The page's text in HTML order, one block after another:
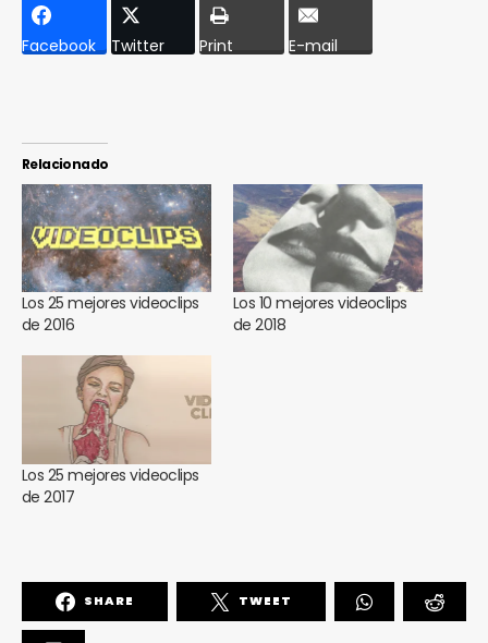
Facebook Twitter Print E-mail
Relacionado
Los 25 mejores videoclips
de 2016
Los 10 mejores videoclips
de 2018
Los 25 mejores videoclips
de 2017
SHARE TWEET